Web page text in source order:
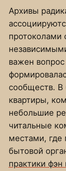
Архивы
протоколами
важен
сообществ. В
квартиры,
небольшие
читальные
местами, где
бытовой
практики